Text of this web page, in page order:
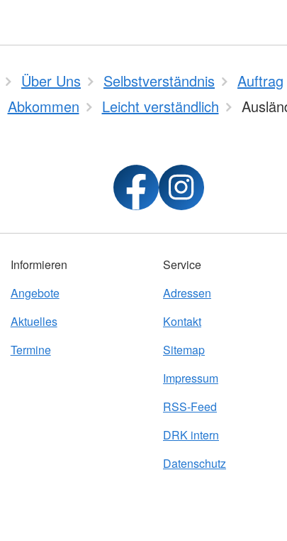
Über Uns Selbstverständnis Auftrag
Abkommen
Leicht verständlich
Informieren
Angebote
Aktuelles
Termine
Service
Adressen
Kontakt
Sitemap
Impressum
RSS-Feed
DRK intern
Datenschutz